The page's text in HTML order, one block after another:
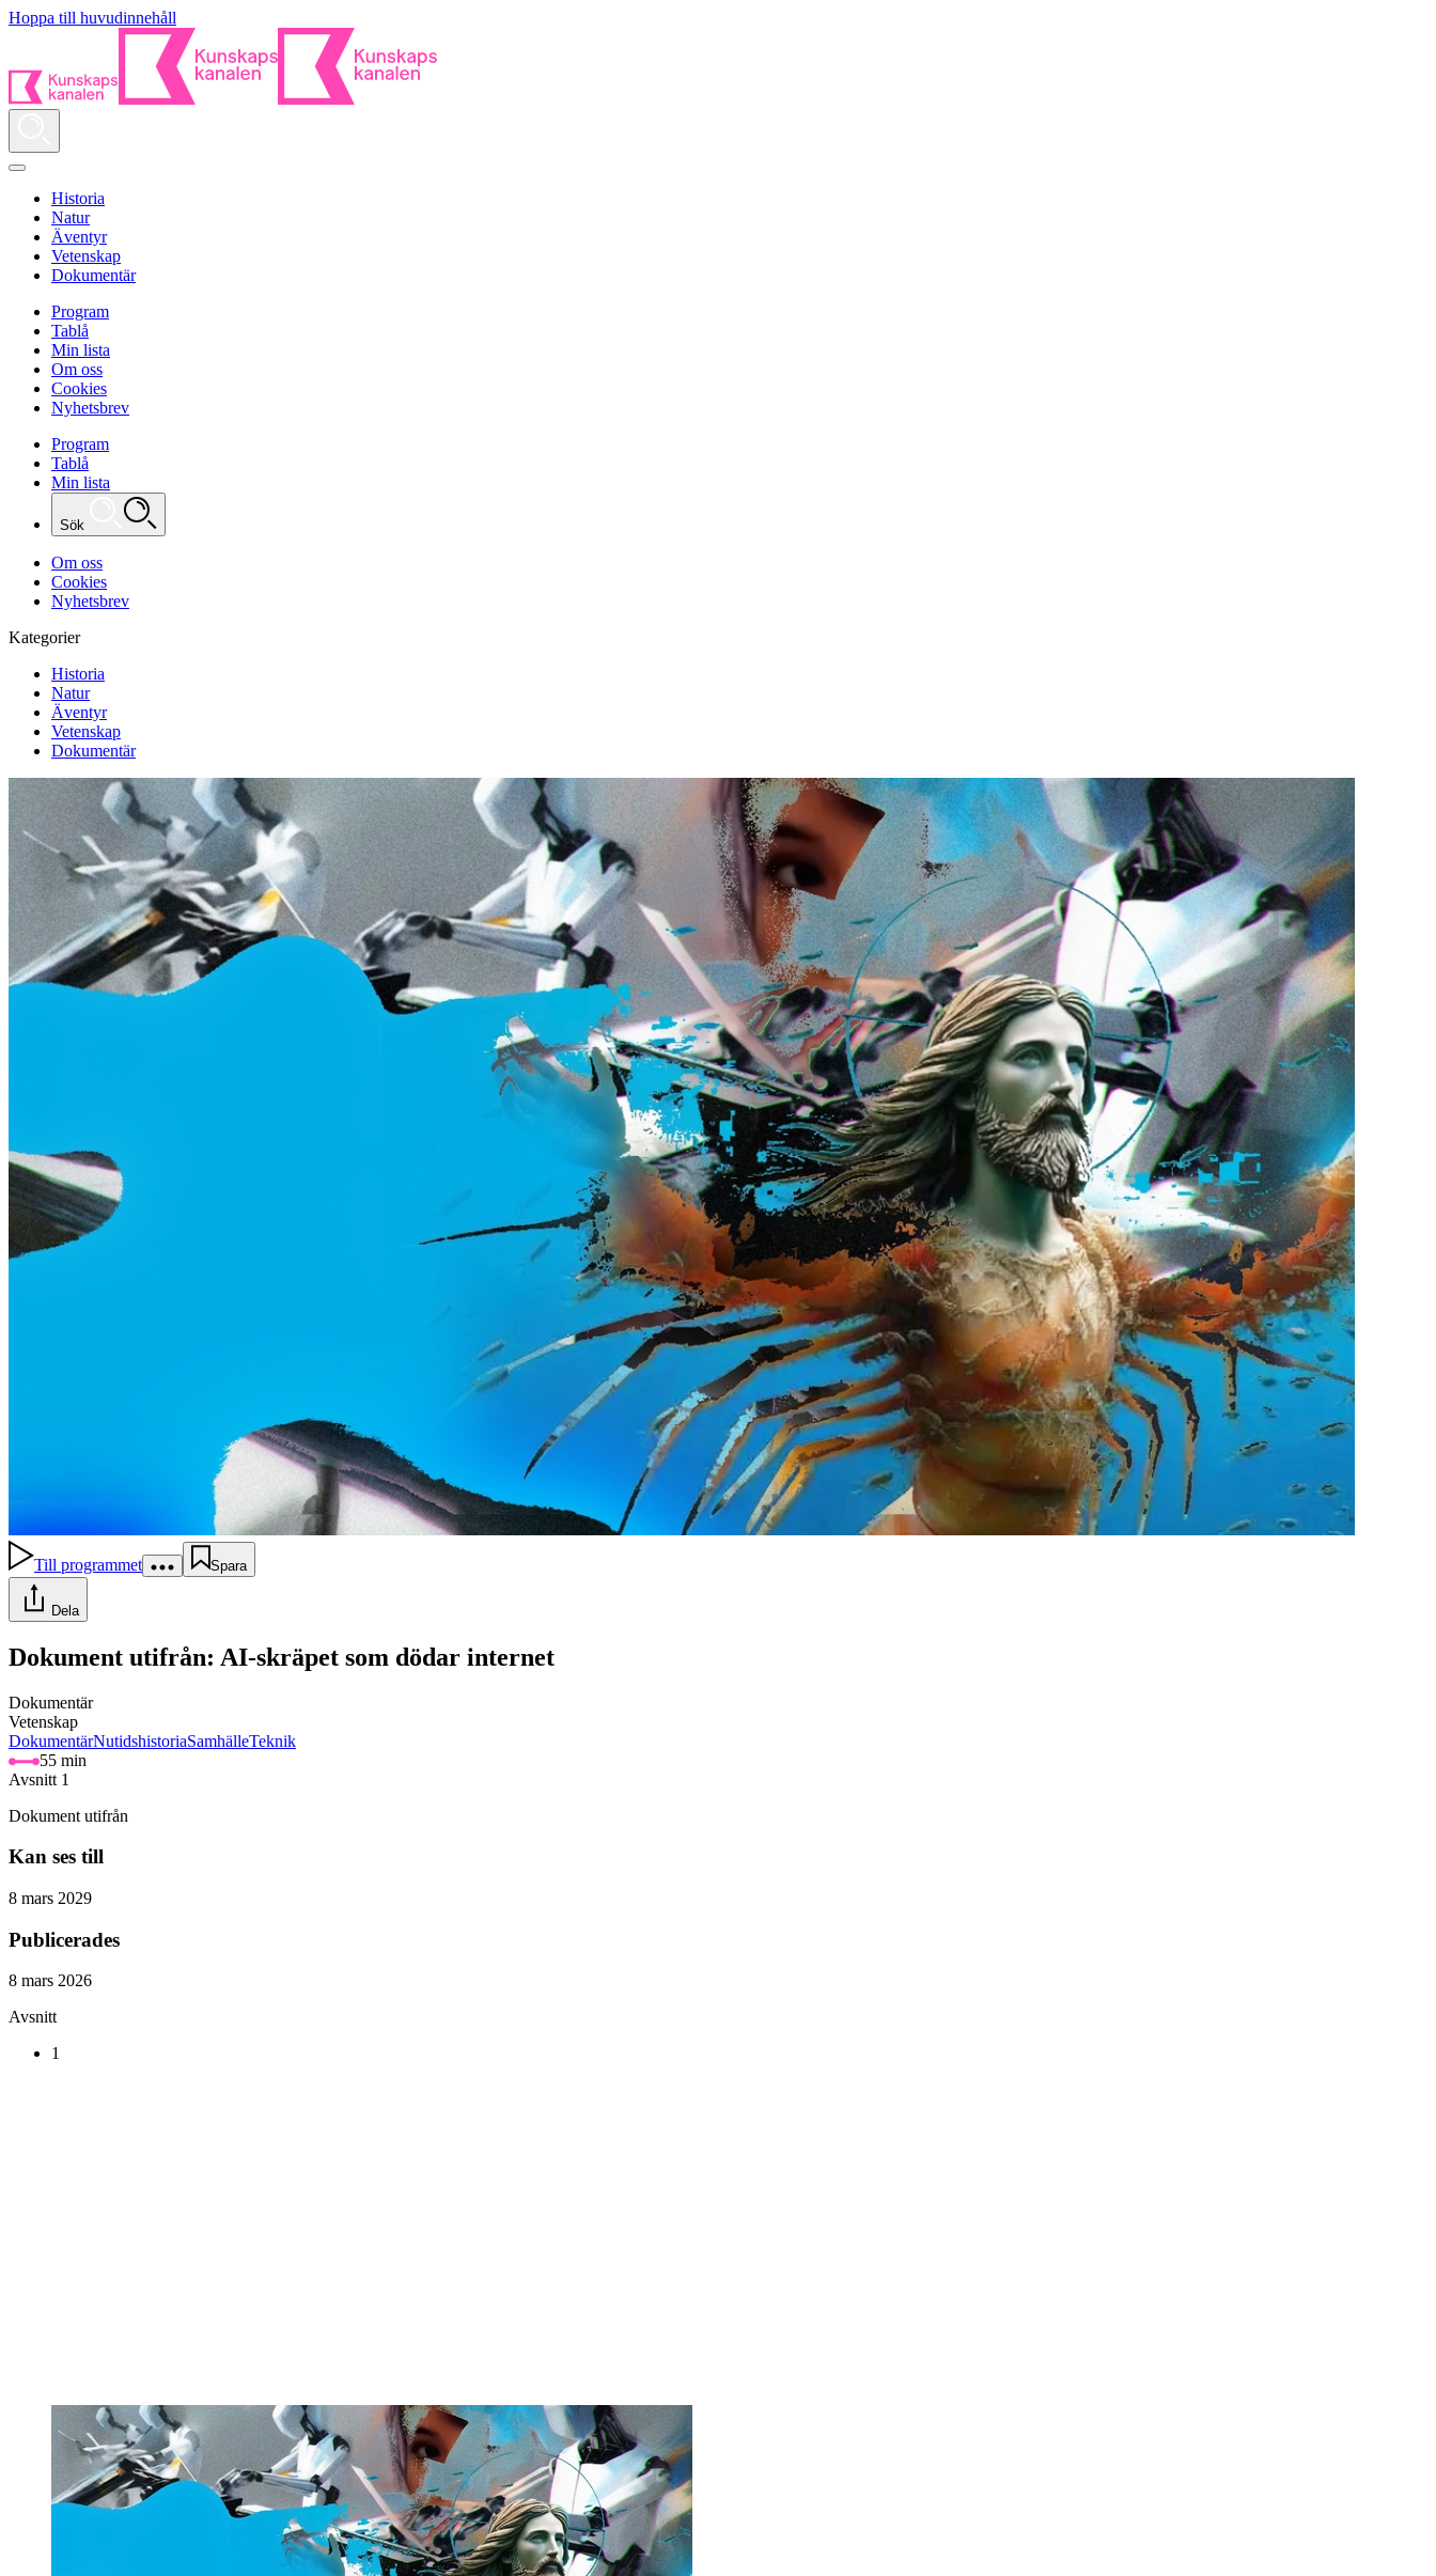
Hoppa till huvudinnehåll
Historia
Natur
Äventyr
Vetenskap
Dokumentär
Program
Tablå
Min lista
Om oss
Cookies
Nyhetsbrev
Program
Tablå
Min lista
Sök
Om oss
Cookies
Nyhetsbrev
Kategorier
Historia
Natur
Äventyr
Vetenskap
Dokumentär
Till programmet Spara
Dela
Dokument utifrån: AI-skräpet som dödar internet
Dokumentär
Vetenskap
DokumentärNutidshistoriaSamhälleTeknik
55 min
Avsnitt 1
Dokument utifrån
Kan ses till
8 mars 2029
Publicerades
8 mars 2026
Avsnitt
1